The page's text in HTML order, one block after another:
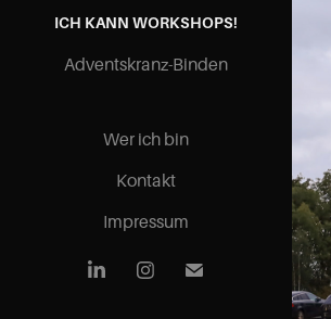
ICH KANN WORKSHOPS!
Adventskranz-Binden
Wer ich bin
Kontakt
Impressum